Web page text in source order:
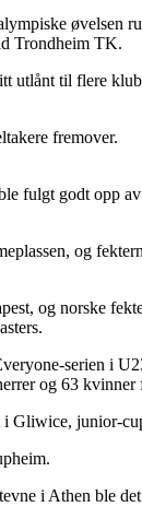
øvelsen
Trondheim TK.
utlånt til flere
fremover.
fulgt godt opp
og
og norske
serien i
og 63 kvinner
i Gliwice, junior-
i Athen ble